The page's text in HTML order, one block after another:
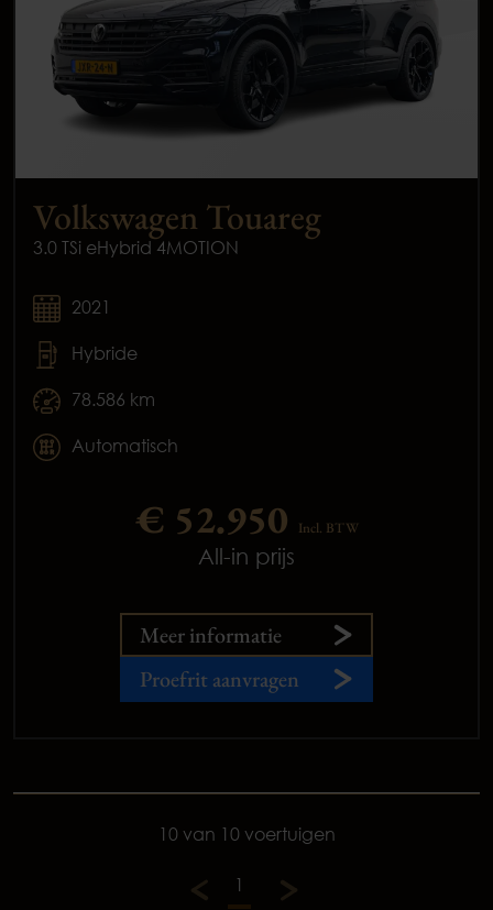
Volkswagen Touareg
3.0 TSi eHybrid 4MOTION
2021
Hybride
78.586 km
Automatisch
€ 52.950 Incl. BTW
All-in prijs
Meer informatie
Proefrit aanvragen
10 van 10 voertuigen
1